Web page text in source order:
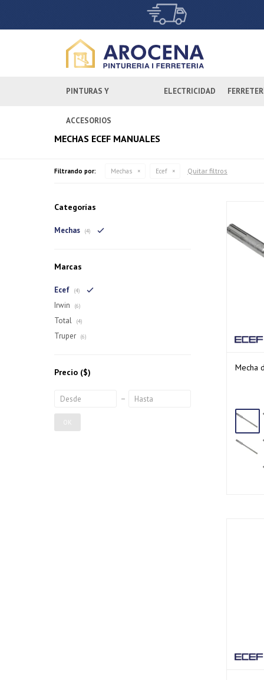
PINTURAS Y
ACCESORIOS
ELECTRICIDAD
MECHAS ECEF MANUALES
Filtrando por: Mechas Ecef Quitar filtros
Mecha
Categorías
Mechas (4)
Marcas
Ecef (4)
Irwin (6)
Total (4)
Truper (6)
Precio ($)
OK